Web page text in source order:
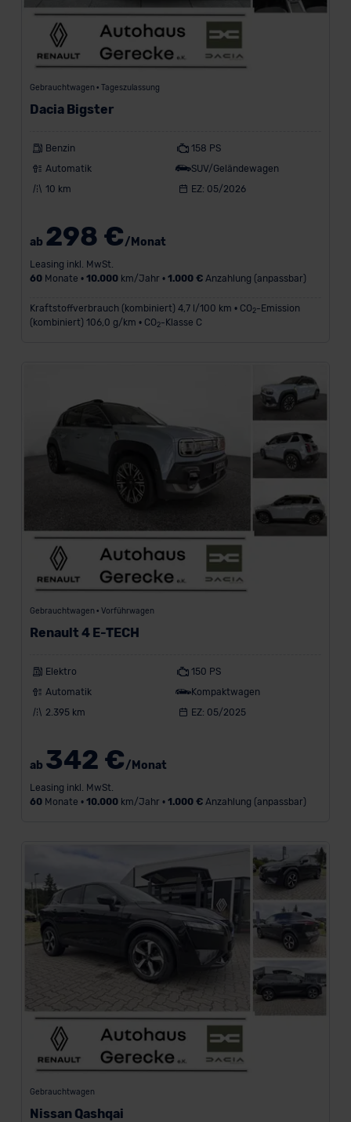
Gebrauchtwagen • Tageszulassung
Dacia Bigster
Benzin
158 PS
Automatik
SUV/Geländewagen
10 km
EZ: 05/2026
ab 298 €/Monat
Leasing inkl. MwSt.
60Monate • 10.000km/Jahr • 1.000 €Anzahlung (anpassbar)
Kraftstoffverbrauch (kombiniert) 4,7 l/100 km • CO 2-Emission
(kombiniert) 106,0 g/km • CO 2-Klasse C
Gebrauchtwagen • Vorführwagen
Renault 4 E-TECH
Elektro
150 PS
Automatik
Kompaktwagen
2.395 km
EZ: 05/2025
ab 342 €/Monat
Leasing inkl. MwSt.
60Monate • 10.000km/Jahr • 1.000 €Anzahlung (anpassbar)
Gebrauchtwagen
Nissan Qashqai